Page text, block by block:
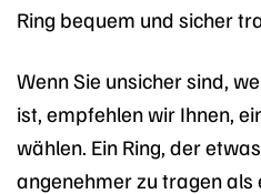
Ring bequem und sicher
Wenn Sie unsicher sind,
ist, empfehlen wir Ihnen,
wählen. Ein Ring, der
angenehmer zu tragen als